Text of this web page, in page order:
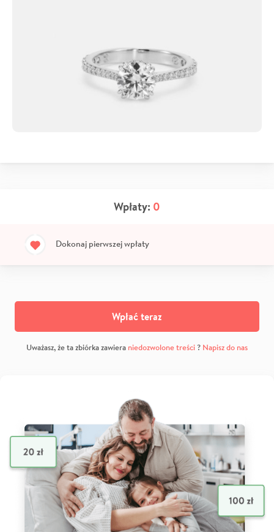
Wpłaty: 0
Dokonaj pierwszej wpłaty
Wpłać teraz
Uważasz, że ta zbiórka zawiera niedozwolone treści? Napisz do nas